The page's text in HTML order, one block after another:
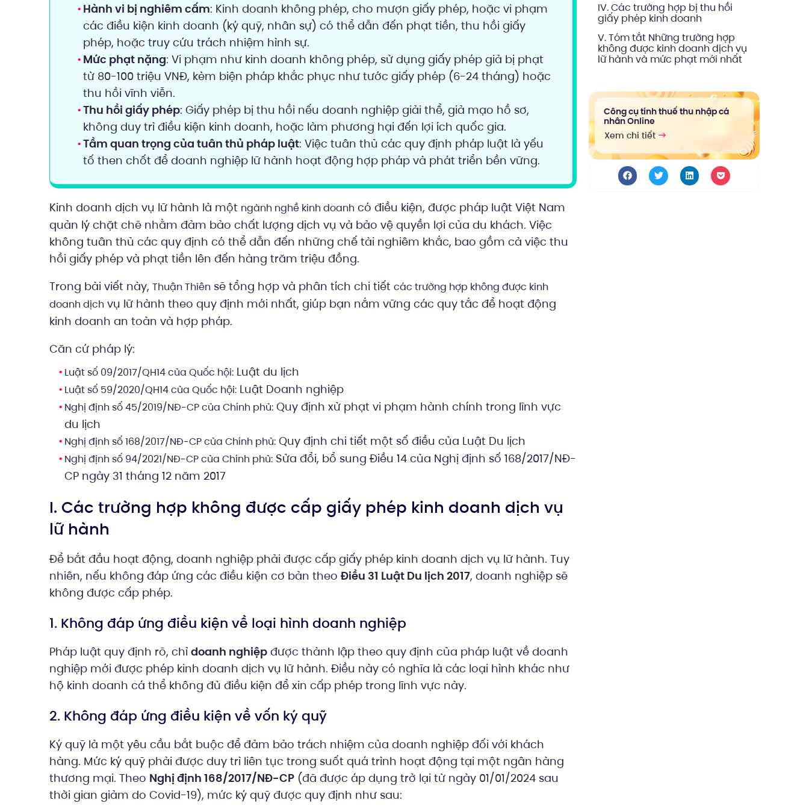
Hành vi bị nghiêm cấm: Kinh doanh không phép, cho mượn giấy phép, hoặc vi phạm
các điều kiện kinh doanh (ký quỹ, nhân sự) có thể dẫn đến phạt tiền, thu hồi giấy
phép, hoặc truy cứu trách nhiệm hình sự.
Mức phạt nặng: Vi phạm như kinh doanh không phép, sử dụng giấy phép giả bị phạt
từ 80-100 triệu VNĐ, kèm biện pháp khắc phục như tước giấy phép (6-24 tháng) hoặc
thu hồi vĩnh viễn.
Thu hồi giấy phép: Giấy phép bị thu hồi nếu doanh nghiệp giải thể, giả mạo hồ sơ,
không duy trì điều kiện kinh doanh, hoặc làm phương hại đến lợi ích quốc gia.
Tầm quan trọng của tuân thủ pháp luật: Việc tuân thủ các quy định pháp luật là yếu
tố then chốt để doanh nghiệp lữ hành hoạt động hợp pháp và phát triển bền vững.
Kinh doanh dịch vụ lữ hành là một ngành nghề kinh doanh có điều kiện, được pháp luật Việt Nam
quản lý chặt chẽ nhằm đảm bảo chất lượng dịch vụ và bảo vệ quyền lợi của du khách. Việc
không tuân thủ các quy định có thể dẫn đến những chế tài nghiêm khắc, bao gồm cả việc thu
hồi giấy phép và phạt tiền lên đến hàng trăm triệu đồng.
Trong bài viết này, Thuận Thiên sẽ tổng hợp và phân tích chi tiết các trường hợp không được kinh
doanh dịch vụ lữ hành theo quy định mới nhất, giúp bạn nắm vững các quy tắc để hoạt động
kinh doanh an toàn và hợp pháp.
Căn cứ pháp lý:
Luật số 09/2017/QH14 của Quốc hội: Luật du lịch
Luật số 59/2020/QH14 của Quốc hội: Luật Doanh nghiệp
Nghị định số 45/2019/NĐ-CP của Chính phủ: Quy định xử phạt vi phạm hành chính trong lĩnh vực
du lịch
Nghị định số 168/2017/NĐ-CP của Chính phủ: Quy định chi tiết một số điều của Luật Du lịch
Nghị định số 94/2021/NĐ-CP của Chính phủ: Sửa đổi, bổ sung Điều 14 của Nghị định số 168/2017/NĐ-
CP ngày 31 tháng 12 năm 2017
I. Các trường hợp không được cấp giấy phép kinh doanh dịch vụ
lữ hành
Để bắt đầu hoạt động, doanh nghiệp phải được cấp giấy phép kinh doanh dịch vụ lữ hành. Tuy
nhiên, nếu không đáp ứng các điều kiện cơ bản theo Điều 31 Luật Du lịch 2017, doanh nghiệp sẽ
không được cấp phép.
1. Không đáp ứng điều kiện về loại hình doanh nghiệp
Pháp luật quy định rõ, chỉ doanh nghiệp được thành lập theo quy định của pháp luật về doanh
nghiệp mới được phép kinh doanh dịch vụ lữ hành. Điều này có nghĩa là các loại hình khác như
hộ kinh doanh cá thể không đủ điều kiện để xin cấp phép trong lĩnh vực này.
2. Không đáp ứng điều kiện về vốn ký quỹ
Ký quỹ là một yêu cầu bắt buộc để đảm bảo trách nhiệm của doanh nghiệp đối với khách
hàng. Mức ký quỹ phải được duy trì liên tục trong suốt quá trình hoạt động tại một ngân hàng
thương mại. Theo Nghị định 168/2017/NĐ-CP (đã được áp dụng trở lại từ ngày 01/01/2024 sau
thời gian giảm do Covid-19), mức ký quỹ được quy định như sau:
IV. Các trường hợp bị thu hồi
giấy phép kinh doanh
V. Tóm tắt Những trường hợp
không được kinh doanh dịch vụ
lữ hành và mức phạt mới nhất
Công cụ tính thuế thu nhập cá
nhân Online
Xem chi tiết